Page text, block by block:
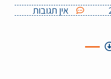
אין תגובות